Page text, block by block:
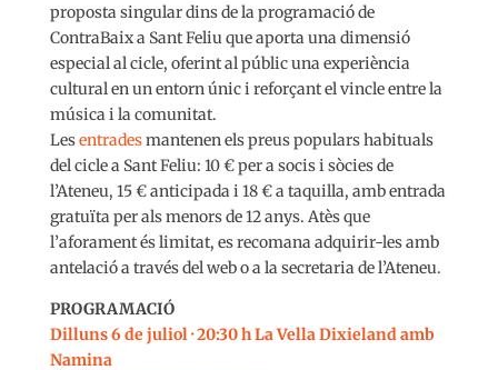
proposta singular dins de la programació de
ContraBaix a Sant Feliu que aporta una dimensió
especial al cicle, oferint al públic una experiència
cultural en un entorn únic i reforçant el vincle entre la
música i la comunitat.
Lesentradesmantenen els preus populars habituals
del cicle a Sant Feliu: 10 € per a socis i sòcies de
l’Ateneu, 15 € anticipada i 18 € a taquilla, amb entrada
gratuïta per als menors de 12 anys. Atès que
l’aforament és limitat, es recomana adquirir-les amb
antelació a través del web o a la secretaria de l’Ateneu.
PROGRAMACIÓ
Dilluns 6 de juliol · 20:30 h La Vella Dixieland amb
Namina